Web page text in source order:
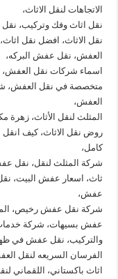
الاتجاهات لنقل الاثاث،
نقل اثاث وفك وتركيب، نقل
نقل الاثاث، افضل نقل
العفش، نقل عفش البركه،
اسماء شركات نقل
متخصصة في نقل العفش،
العفش،
المثلث لنقل الأثاث، زهرة
روض نقل الاثاث، كيف
كامل،
شركة المثلث لنقل، نقل
ثاث، اسعار عفش البيت،
عفش،
شركة نقل عفش رخيص،
عفش بسيهات، شركة
والتركيب، نقل عفش في
الفرسان السريعه لنقل
اثاث باكستاني،